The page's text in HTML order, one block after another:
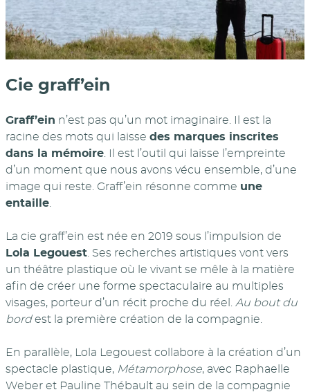
Cie graff’ein
Graff’ein n’est pas qu’un mot imaginaire. Il est la
racine des mots qui laisse des marques inscrites
dans la mémoire . Il est l’outil qui laisse l’empreinte
d’un moment que nous avons vécu ensemble, d’une
image qui reste. Graff’ein résonne comme une
entaille
La cie graff’ein est née en 2019 sous l’impulsion de
Lola Legouest . Ses recherches artistiques vont vers
un théâtre plastique où le vivant se mêle à la matière
afin de créer une forme spectaculaire au multiples
visages, porteur d’un récit proche du réel. Au bout du
bordest la première création de la compagnie.
En parallèle, Lola Legouest collabore à la création d’un
spectacle plastique, Métamorphose, avec Raphaelle
Weber et Pauline Thébault au sein de la compagnie